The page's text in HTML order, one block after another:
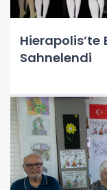
Hierapolis’te
Sahnelendi